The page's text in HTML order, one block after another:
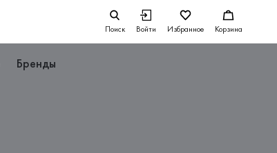
Поиск Войти Избранное Корзина
Бренды